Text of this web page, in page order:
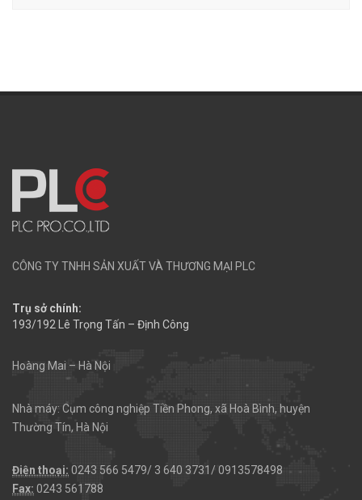
CÔNG TY TNHH SẢN XUẤT VÀ THƯƠNG MẠI PLC
Trụ sở chính:
193/192 Lê Trọng Tấn – Định Công
Hoàng Mai – Hà Nội
Nhà máy: Cụm công nghiệp Tiền Phong, xã Hoà Bình, huyện
Thường Tín, Hà Nội
Điện thoại: 0243 566 5479/ 3 640 3731/ 0913578498
Fax: 0243 561788